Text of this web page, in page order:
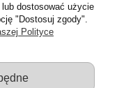
Tygrysów
dostosować użycie
"Dostosuj zgody".
Polityce